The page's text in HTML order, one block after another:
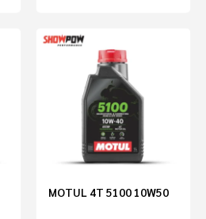
MOTUL 4T 5100 10W50